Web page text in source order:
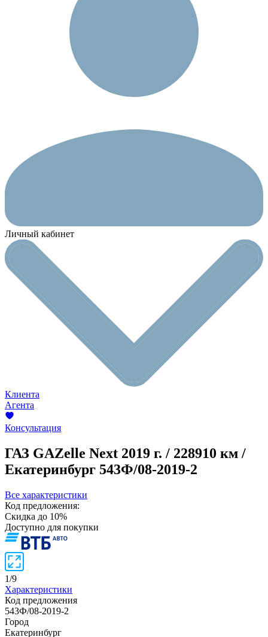
Личный кабинет
Клиента
Агента
Консультация
ГАЗ GAZelle Next 2019 г. / 228910 км /
Екатеринбург 543Ф/08-2019-2
Все характеристики
Код предложения:
Скидка до 10%
Доступно для покупки
1/9
Характеристики
Код предложения
543Ф/08-2019-2
Город
Екатеринбург